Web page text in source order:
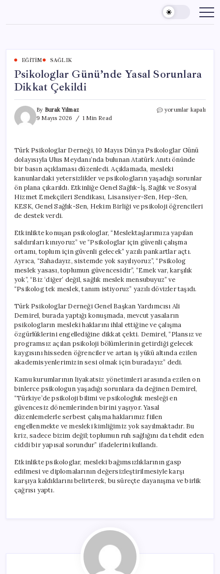
content
EĞITIM SAĞLIK
Psikologlar Günü’nde Yasal Sorunlara
Dikkat Çekildi
By Burak Yılmaz
9 Mayıs 2026
1 Min Read
Psikologlar
Çekildi
için
yorumlar kapalı
Türk Psikologlar Derneği, 10 Mayıs Dünya Psikologlar Günü
dolayısıyla Ulus Meydanı’nda bulunan Atatürk Anıtı önünde
bir basın açıklaması düzenledi. Açıklamada, mesleki
kanunlardaki yetersizlikler ve psikologların yaşadığı sorunlar
ön plana çıkarıldı. Etkinliğe Genel Sağlık-İş, Sağlık ve Sosyal
Hizmet Emekçileri Sendikası, Lisansiyer-Sen, Hep-Sen,
KESK, Genel Sağlık-Sen, Hekim Birliği ve psikoloji öğrencileri
de destek verdi.
Etkinlikte konuşan psikologlar, “Meslektaşlarımıza yapılan
saldırıları kınıyoruz” ve “Psikologlar için güvenli çalışma
ortamı, toplum için güvenli gelecek” yazılı pankartlar açtı.
Ayrıca, “Sahadayız, sistemde yok sayılıyoruz”, “Psikolog
meslek yasası, toplumun güvencesidir”, “Emek var, karşılık
yok”, “Biz ‘diğer’ değil, sağlık meslek mensubuyuz” ve
“Psikolog tek meslek, tanım istiyoruz” yazılı dövizler taşıdı.
Türk Psikologlar Derneği Genel Başkan Yardımcısı Ali
Demirel, burada yaptığı konuşmada, mevcut yasaların
psikologların mesleki haklarını ihlal ettiğine ve çalışma
özgürlüklerini engellediğine dikkat çekti. Demirel, “Plansız ve
programsız açılan psikoloji bölümlerinin getirdiği gelecek
kaygısını hisseden öğrenciler ve artan iş yükü altında ezilen
akademisyenlerimizin sesi olmak için buradayız” dedi.
Kamu kurumlarının liyakatsiz yönetimleri arasında ezilen on
binlerce psikologun yaşadığı sorunlara da değinen Demirel,
“Türkiye’de psikoloji bilimi ve psikologluk mesleği en
güvencesiz dönemlerinden birini yaşıyor. Yasal
düzenlemelerle serbest çalışma haklarımız fiilen
engellenmekte ve mesleki kimliğimiz yok sayılmaktadır. Bu
kriz, sadece bizim değil; toplumun ruh sağlığını da tehdit eden
ciddi bir yapısal sorundur” ifadelerini kullandı.
Etkinlikte psikologlar, mesleki bağımsızlıklarının gasp
edilmesi ve diplomalarının değersizleştirilmesiyle karşı
karşıya kaldıklarını belirterek, bu süreçte dayanışma ve birlik
çağrısı yaptı.